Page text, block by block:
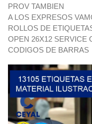
PROV TAMBIEN
A LOS EXPRESOS
ROLLOS DE
OPEN 26X12 SERVICE
CODIGOS DE BARRAS